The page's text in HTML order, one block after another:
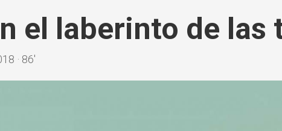
el laberinto de las
· 86'